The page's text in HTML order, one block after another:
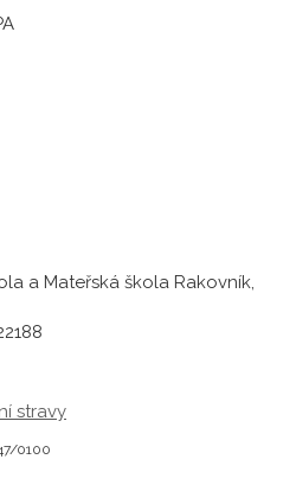
a Mateřská škola Rakovník,
stravy
0100